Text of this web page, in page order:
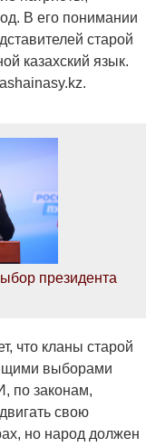
В его понимании
старой
казахский язык.
президента
что кланы старой
выборами
по законам,
свою
но народ должен